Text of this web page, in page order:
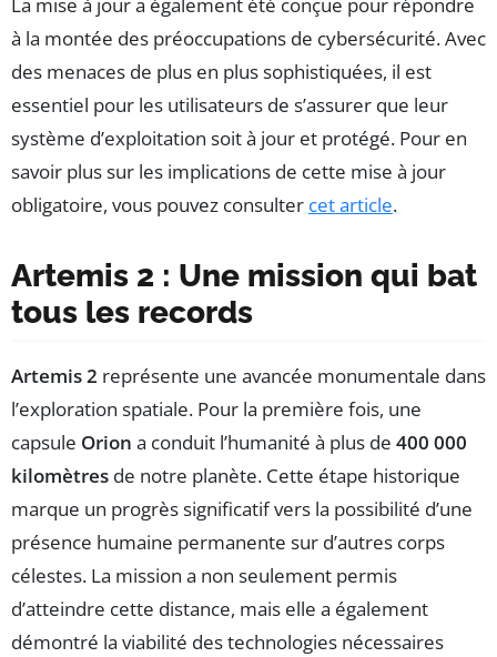
à la montée des préoccupations de cybersécurité. Avec
des menaces de plus en plus sophistiquées, il est
essentiel pour les utilisateurs de s’assurer que leur
système d’exploitation soit à jour et protégé. Pour en
savoir plus sur les implications de cette mise à jour
obligatoire, vous pouvez consulter cet article.
Artemis 2 : Une mission qui bat
tous les records
Artemis 2 représente une avancée monumentale dans
l’exploration spatiale. Pour la première fois, une
capsule Orion a conduit l’humanité à plus de 400 000
kilomètres de notre planète. Cette étape historique
marque un progrès significatif vers la possibilité d’une
présence humaine permanente sur d’autres corps
célestes. La mission a non seulement permis
d’atteindre cette distance, mais elle a également
démontré la viabilité des technologies nécessaires